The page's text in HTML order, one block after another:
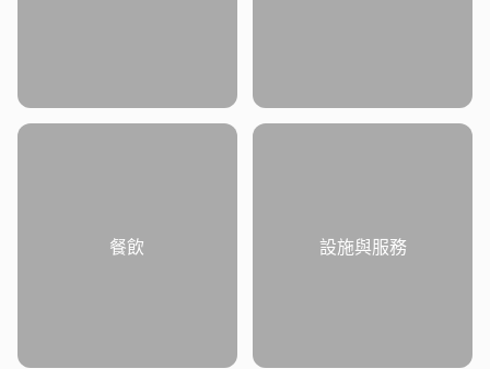
餐飲 設施與服務